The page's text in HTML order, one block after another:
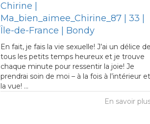
Chirine |
Ma_bien_aimee_Chirine_87 | 33 |
Île-de-France | Bondy
En fait, je fais la vie sexuelle! J’ai un délice de
tous les petits temps heureux et je trouve
chaque minute pour ressentir la joie! Je
prendrai soin de moi – à la fois à l’intérieur
la vue! ...
En savoir